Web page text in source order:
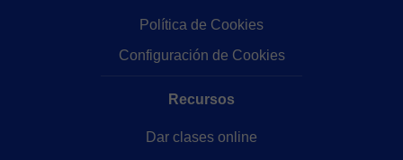
Política de Cookies
Configuración de Cookies
Recursos
Dar clases online